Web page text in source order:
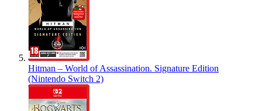
Hitman – World of Assassination. Signature Edition
(Nintendo Switch 2)